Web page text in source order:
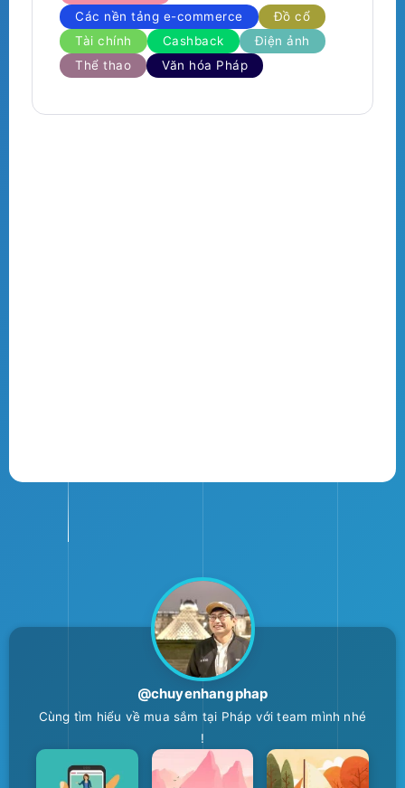
Các nền tảng e-commerce
Đồ cổ
Tài chính
Cashback
Điện ảnh
Thể thao
Văn hóa Pháp
@chuyenhangphap
Cùng tìm hiểu về mua sắm tại Pháp với team mình nhé
!